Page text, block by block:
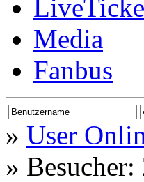
Media
Fanbus
» User
»